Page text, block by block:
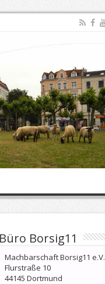
Büro Borsig11
Machbarschaft Borsig11 e.V.
Flurstraße 10
44145 Dortmund